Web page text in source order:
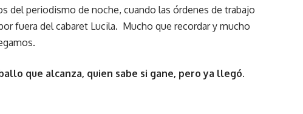
del periodismo de noche, cuando las órdenes de trabajo
fuera del cabaret Lucila. Mucho que recordar y mucho
que alcanza, quien sabe si gane, pero ya llegó.